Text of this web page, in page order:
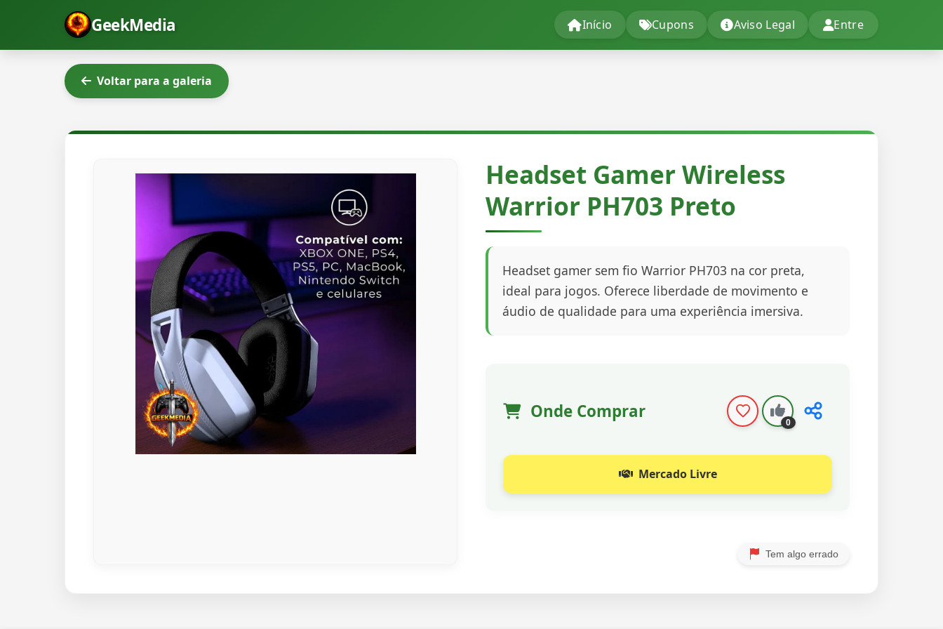
GeekMedia Início Cupons Aviso Legal Entre
Voltar para a galeria
Headset Gamer Wireless
Warrior PH703 Preto
Headset gamer sem fio Warrior PH703 na cor preta,
ideal para jogos. Oferece liberdade de movimento e
áudio de qualidade para uma experiência imersiva.
Onde Comprar
0
Mercado Livre
Tem algo errado